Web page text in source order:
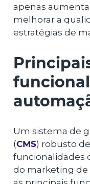
apenas
melhorar a
estratégias de
Um sistema de
(CMS) robusto
funcionalidades
do marketing de